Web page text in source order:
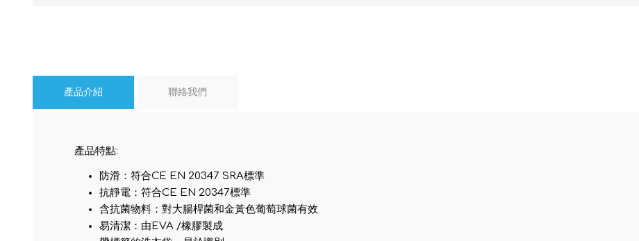
產品介紹 聯絡我們
產品特點:
防滑：符合CE EN 20347 SRA標準
抗靜電：符合CE EN 20347標準
含抗菌物料：對大腸桿菌和金黃色葡萄球菌有效
易清潔：由EVA /橡膠製成